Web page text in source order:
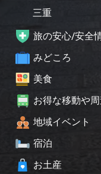
三重
旅の安心/安全
みどころ
美食
お得な移動や
地域イベント
宿泊
お土産